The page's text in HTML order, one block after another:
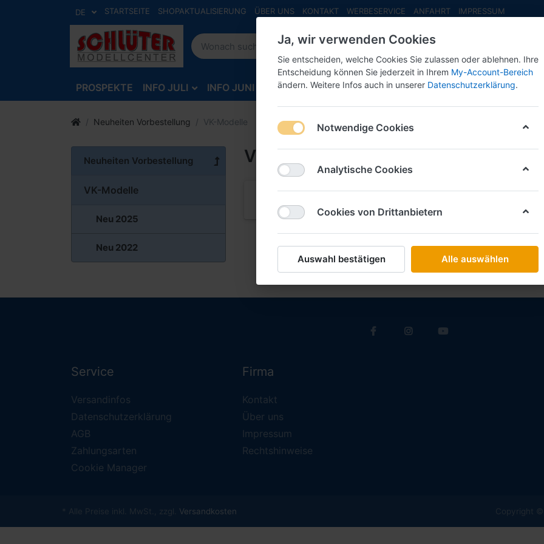
DE STARTSEITE SHOPAKTUALISIERUNG ÜBER UNS KONTAKT WERBESERVICE ANFAHRT IMPRESSUM
PROSPEKTE INFO JULI INFO JUNI INFO MAI NEU EINGETROFFEN NEUHEITEN
Neuheiten Vorbestellung VK-Modelle
Neuheiten Vorbestellung
VK-Modelle
Neu 2025
Neu 2022
VK-Modelle
Neu 2025
Service
Versandinfos
Datenschutzerklärung
AGB
Zahlungsarten
Cookie Manager
Firma
Kontakt
Über uns
Impressum
Rechtshinweise
* Alle Preise inkl. MwSt., zzgl. Versandkosten Copyright ©
Ja, wir verwenden Cookies
Sie entscheiden, welche Cookies Sie zulassen oder ablehnen. Ihre
Entscheidung können Sie jederzeit in Ihrem My-Account-Bereich
ändern. Weitere Infos auch in unserer Datenschutzerklärung.
Notwendige Cookies
Analytische Cookies
Cookies von Drittanbietern
Auswahl bestätigen Alle auswählen